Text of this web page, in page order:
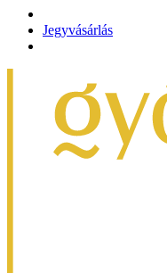
Jegyvásárlás